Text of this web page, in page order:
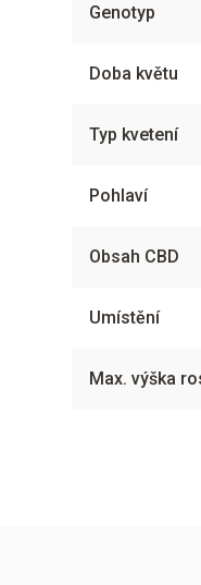
Genotyp
Doba květu
Typ kvetení
Pohlaví
Obsah CBD
Umístění
Max. výška